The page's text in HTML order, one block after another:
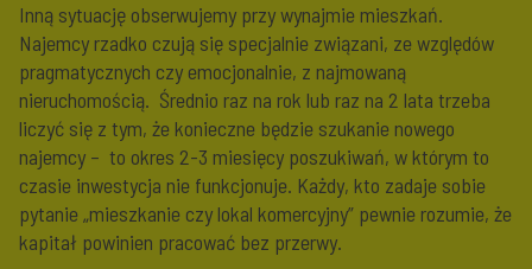
Inną sytuację obserwujemy przy wynajmie mieszkań.
Najemcy rzadko czują się specjalnie związani, ze względów
pragmatycznych czy emocjonalnie, z najmowaną
nieruchomością. Średnio raz na rok lub raz na 2 lata trzeba
liczyć się z tym, że konieczne będzie szukanie nowego
najemcy – to okres 2-3 miesięcy poszukiwań, w którym to
czasie inwestycja nie funkcjonuje. Każdy, kto zadaje sobie
pytanie „mieszkanie czy lokal komercyjny” pewnie rozumie, że
kapitał powinien pracować bez przerwy.